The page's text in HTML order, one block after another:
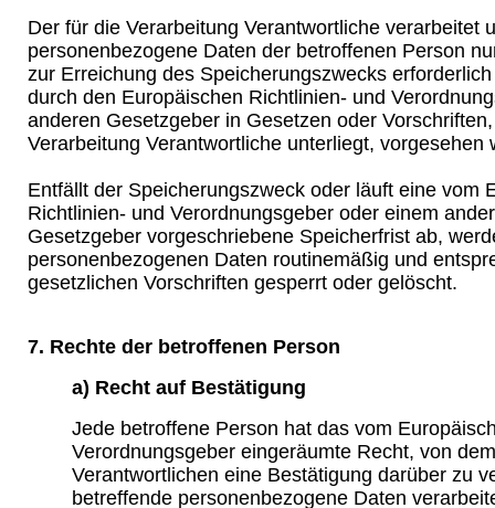
Der für die Verarbeitung Verantwortliche verarbeitet
personenbezogene Daten der betroffenen Person
zur Erreichung des Speicherungszwecks
durch den Europäischen Richtlinien- und
anderen Gesetzgeber in Gesetzen oder
Verarbeitung Verantwortliche unterliegt, vorgesehen
Entfällt der Speicherungszweck oder läuft eine vom
Richtlinien- und Verordnungsgeber oder einem
Gesetzgeber vorgeschriebene Speicherfrist ab,
personenbezogenen Daten routinemäßig und
gesetzlichen Vorschriften gesperrt oder gelöscht.
7. Rechte der betroffenen Person
a) Recht auf Bestätigung
Jede betroffene Person hat das vom
Verordnungsgeber eingeräumte Recht, von
Verantwortlichen eine Bestätigung darüber zu
betreffende personenbezogene Daten